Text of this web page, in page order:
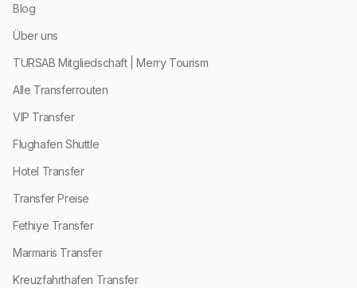
Blog
Über uns
TURSAB Mitgliedschaft | Merry Tourism
Alle Transferrouten
VIP Transfer
Flughafen Shuttle
Hotel Transfer
Transfer Preise
Fethiye Transfer
Marmaris Transfer
Kreuzfahrthafen Transfer